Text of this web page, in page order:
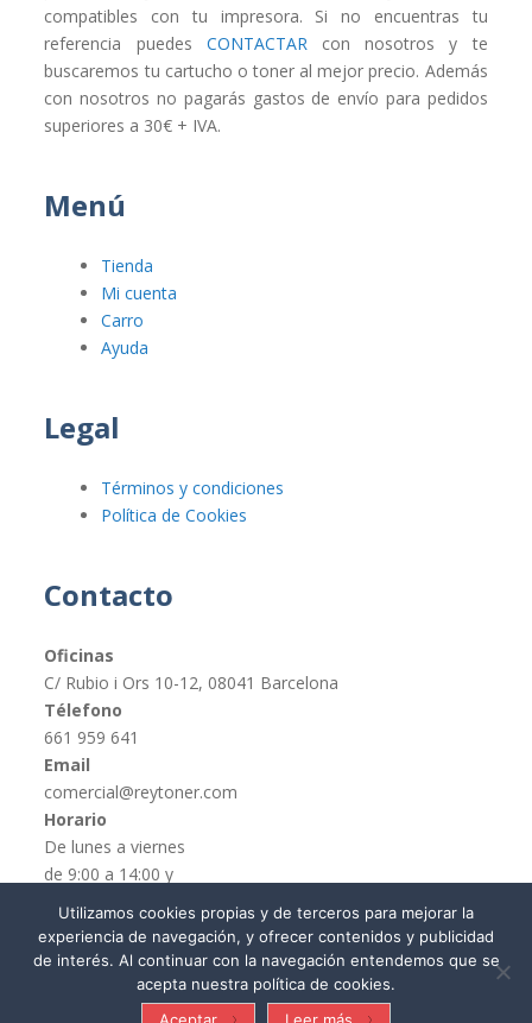
compatibles con tu impresora. Si no encuentras tu
referencia puedes CONTACTARcon nosotros y te
buscaremos tu cartucho o toner al mejor precio. Además
con nosotros no pagarás gastos de envío para pedidos
superiores a 30€ + IVA.
Menú
Tienda
Mi cuenta
Carro
Ayuda
Legal
Términos y condiciones
Política de Cookies
Contacto
Oficinas
C/ Rubio i Ors 10-12, 08041 Barcelona
Télefono
661 959 641
Email
comercial@reytoner.com
Horario
De lunes a viernes
de 9:00 a 14:00 y
de 16:00 a 19:00
© REYTONER 2015 –Términos y condiciones
Utilizamos cookies propias y de terceros para mejorar la
experiencia de navegación, y ofrecer contenidos y publicidad
de interés. Al continuar con la navegación entendemos que se
acepta nuestra política de cookies.